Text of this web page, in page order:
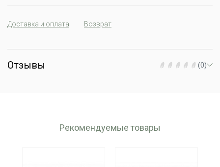
Доставка и оплата Возврат
Отзывы (0)
Рекомендуемые товары